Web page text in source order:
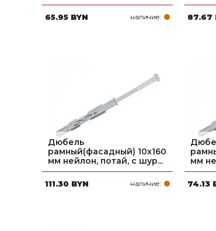
65.95 BYN наличие: 87.67
Дюбель
рамный(фасадный) 10х160
мм нейлон, потай, с шур...
111.30 BYN наличие:
мм
74.13